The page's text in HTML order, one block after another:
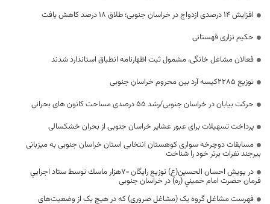
افزایش ۱۴ درصدی ازدواج در خراسان جنوبی؛ طلاق ۱۸ درصد کاهش یافت
حکیم نزاری قهستانی
فعالان مشاغل خانگی، مشمول ثبت اظهارنامه انطباق استاندارد شدند
توزیع ۲۲۸۵کیسه آرد بین محروم خراسان جنوبی
حرکت بیابان در خراسان جنوبی/رشد ۵۵ درصدی مساحت کانون های بحرانی
پرداخت تسهیلات برای عبور عشایر خراسان جنوبی از بحران خشکسالی
مسابقات دوچرخه سواری کوهستان انتخابی استان خراسان جنوبی به میزبانی
بیرجند نفرات برتر خود را شناخت
در پويش احسان الحسين(ع) توزيع رایگان 70هزار ماسك توسط ستاد اجرايي
فرمان حضرت امام خميني (ره) در خراسان جنوبی
فهرست مشاغل گروه یک (مشاغل ضروری) که در هیچ یک از وضعیت‌های